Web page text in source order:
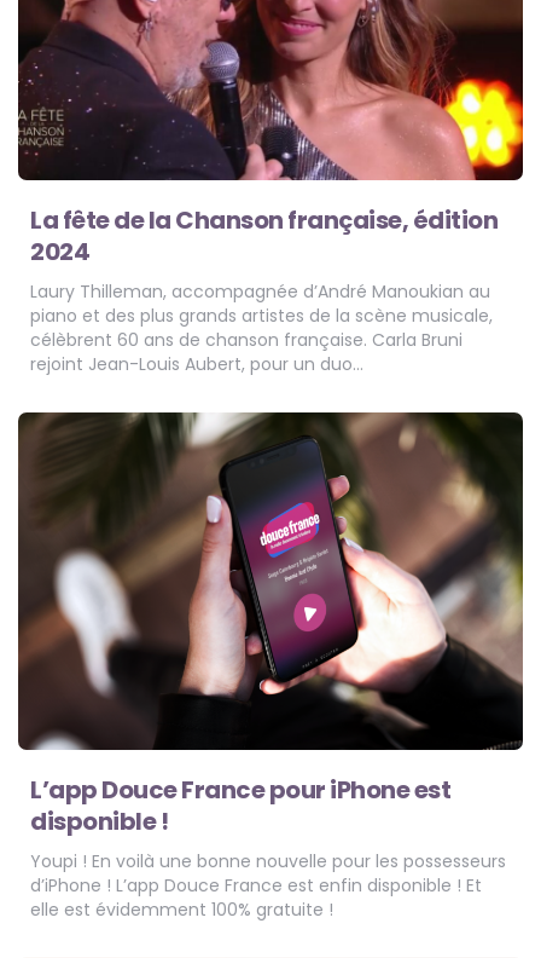
La fête de la Chanson française, édition
2024
Laury Thilleman, accompagnée d’André Manoukian au
piano et des plus grands artistes de la scène musicale,
célèbrent 60 ans de chanson française. Carla Bruni
rejoint Jean-Louis Aubert, pour un duo…
L’app Douce France pour iPhone est
disponible !
Youpi ! En voilà une bonne nouvelle pour les possesseurs
d’iPhone ! L’app Douce France est enfin disponible ! Et
elle est évidemment 100% gratuite !